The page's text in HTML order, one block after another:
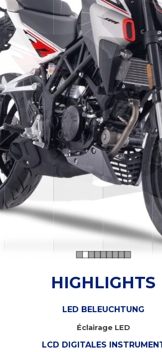
HIGHLIGHTS
LED BELEUCHTUNG
Éclairage LED
LCD DIGITALES